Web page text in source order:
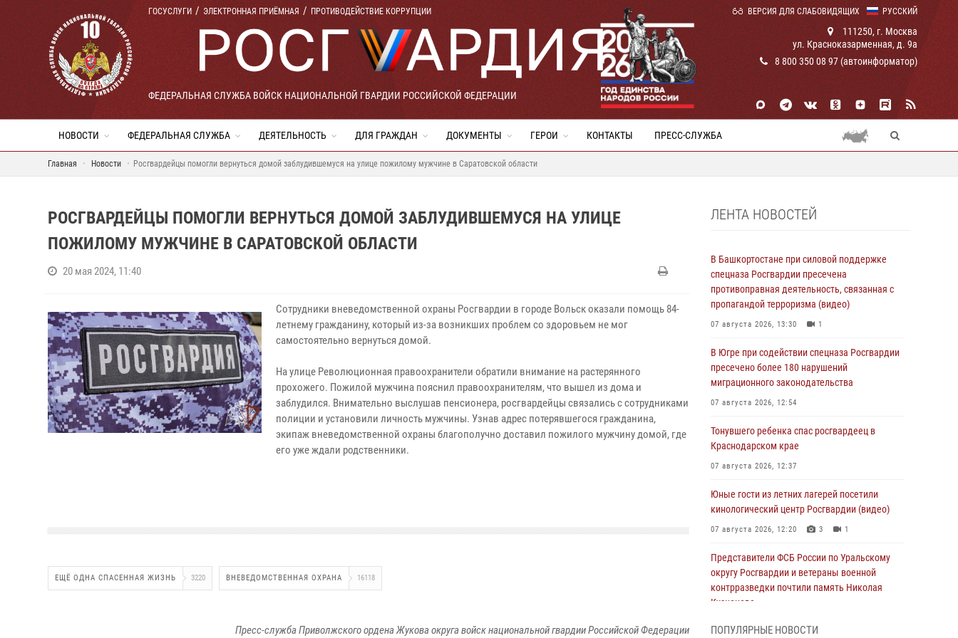
РУССКИЙ
ГОСУСЛУГИ ЭЛЕКТРОННАЯ ПРИЁМНАЯ ПРОТИВОДЕЙСТВИЕ КОРРУПЦИИ ВЕРСИЯ ДЛЯ СЛАБОВИДЯЩИХ
ФЕДЕРАЛЬНАЯ СЛУЖБА ВОЙСК НАЦИОНАЛЬНОЙ ГВАРДИИ РОССИЙСКОЙ ФЕДЕРАЦИИ
111250, г. Москва
ул. Красноказарменная, д. 9а
8 800 350 08 97 (автоинформатор)
НОВОСТИ ФЕДЕРАЛЬНАЯ СЛУЖБА ДЕЯТЕЛЬНОСТЬ ДЛЯ ГРАЖДАН ДОКУМЕНТЫ ГЕРОИ КОНТАКТЫ ПРЕСС-СЛУЖБА
Главная Новости Росгвардейцы помогли вернуться домой заблудившемуся на улице пожилому мужчине в Саратовской области
РОСГВАРДЕЙЦЫ ПОМОГЛИ ВЕРНУТЬСЯ ДОМОЙ ЗАБЛУДИВШЕМУСЯ НА УЛИЦЕ
ПОЖИЛОМУ МУЖЧИНЕ В САРАТОВСКОЙ ОБЛАСТИ
20 мая 2024, 11:40
Сотрудники вневедомственной охраны Росгвардии в городе Вольск оказали помощь 84-
летнему гражданину, который из-за возникших проблем со здоровьем не мог
самостоятельно вернуться домой.
На улице Революционная правоохранители обратили внимание на растерянного
прохожего. Пожилой мужчина пояснил правоохранителям, что вышел из дома и
заблудился. Внимательно выслушав пенсионера, росгвардейцы связались с сотрудниками
полиции и установили личность мужчины. Узнав адрес потерявшегося гражданина,
экипаж вневедомственной охраны благополучно доставил пожилого мужчину домой, где
его уже ждали родственники.
ЕЩЁ ОДНА СПАСЕННАЯ ЖИЗНЬ 3220 ВНЕВЕДОМСТВЕННАЯ ОХРАНА 16118
Пресс-служба Приволжского ордена Жукова округа войск национальной гвардии Российской Федерации
ЛЕНТА НОВОСТЕЙ
В Башкортостане при силовой поддержке
спецназа Росгвардии пресечена
противоправная деятельность, связанная с
пропагандой терроризма (видео)
07 августа 2026, 13:30 1
В Югре при содействии спецназа Росгвардии
пресечено более 180 нарушений
миграционного законодательства
07 августа 2026, 12:54
Тонувшего ребенка спас росгвардеец в
Краснодарском крае
07 августа 2026, 12:37
Юные гости из летних лагерей посетили
кинологический центр Росгвардии (видео)
07 августа 2026, 12:20 3 1
Представители ФСБ России по Уральскому
округу Росгвардии и ветераны военной
контрразведки почтили память Николая
Кузнецова
ПОПУЛЯРНЫЕ НОВОСТИ